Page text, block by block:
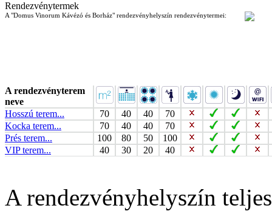
Rendezvénytermek
A "Domus Vinorum Kávézó és Borház" rendezvényhelyszín rendezvénytermei:
A rendezvényterem
neve
Hosszú terem...
70 40 40
70
Kocka terem...
70 40 40
70
Prés terem...
100 80 50
100
VIP terem...
40 30 20 40
A rendezvényhelyszín